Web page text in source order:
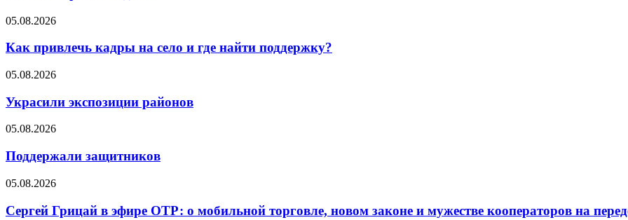
05.08.2026
Как привлечь кадры на село и где найти поддержку?
05.08.2026
Украсили экспозиции районов
05.08.2026
Поддержали защитников
05.08.2026
Сергей Грицай в эфире ОТР: о мобильной торговле, новом законе и мужестве кооператоров на